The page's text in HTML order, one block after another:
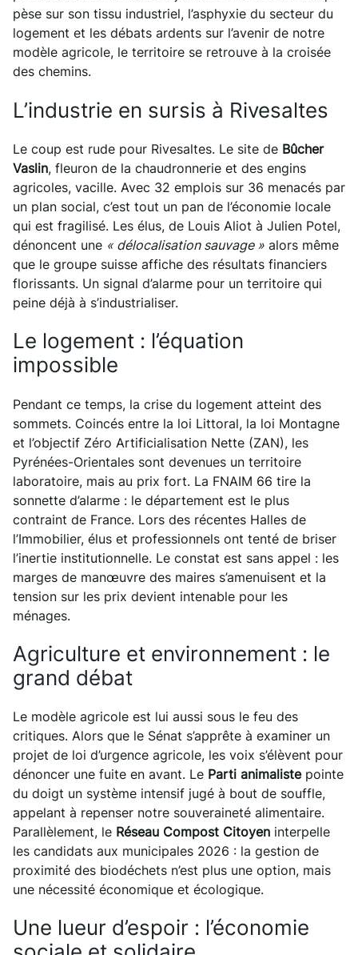
pèse sur son tissu industriel, l’asphyxie du secteur du
logement et les débats ardents sur l’avenir de notre
modèle agricole, le territoire se retrouve à la croisée
des chemins.
L’industrie en sursis à Rivesaltes
Le coup est rude pour Rivesaltes. Le site de Bûcher
Vaslin, fleuron de la chaudronnerie et des engins
agricoles, vacille. Avec 32 emplois sur 36 menacés par
un plan social, c’est tout un pan de l’économie locale
qui est fragilisé. Les élus, de Louis Aliot à Julien Potel,
dénoncent une « délocalisation sauvage » alors même
que le groupe suisse affiche des résultats financiers
florissants. Un signal d’alarme pour un territoire qui
peine déjà à s’industrialiser.
Le logement : l’équation
impossible
Pendant ce temps, la crise du logement atteint des
sommets. Coincés entre la loi Littoral, la loi Montagne
et l’objectif Zéro Artificialisation Nette (ZAN), les
Pyrénées-Orientales sont devenues un territoire
laboratoire, mais au prix fort. La FNAIM 66 tire la
sonnette d’alarme : le département est le plus
contraint de France. Lors des récentes Halles de
l’Immobilier, élus et professionnels ont tenté de briser
l’inertie institutionnelle. Le constat est sans appel : les
marges de manœuvre des maires s’amenuisent et la
tension sur les prix devient intenable pour les
ménages.
Agriculture et environnement : le
grand débat
Le modèle agricole est lui aussi sous le feu des
critiques. Alors que le Sénat s’apprête à examiner un
projet de loi d’urgence agricole, les voix s’élèvent pour
dénoncer une fuite en avant. Le Parti animalistepointe
du doigt un système intensif jugé à bout de souffle,
appelant à repenser notre souveraineté alimentaire.
Parallèlement, le Réseau Compost Citoyen interpelle
les candidats aux municipales 2026 : la gestion de
proximité des biodéchets n’est plus une option, mais
une nécessité économique et écologique.
Une lueur d’espoir : l’économie